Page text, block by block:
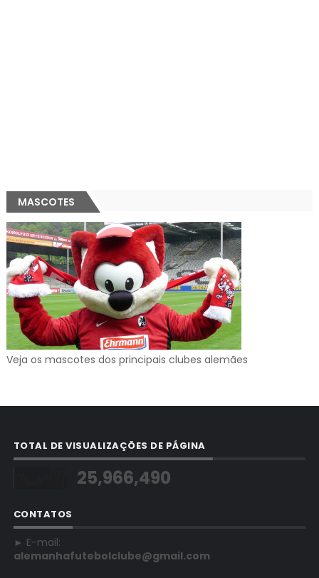
MASCOTES
Veja os mascotes dos principais clubes alemães
TOTAL DE VISUALIZAÇÕES DE PÁGINA
25,966,490
CONTATOS
► E-mail:
alemanhafutebolclube@gmail.com